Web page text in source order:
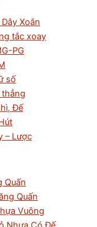
Xoắn
tắc xoay
PG
số
Đế
– Lược
Quấn
Quấn
Vuông